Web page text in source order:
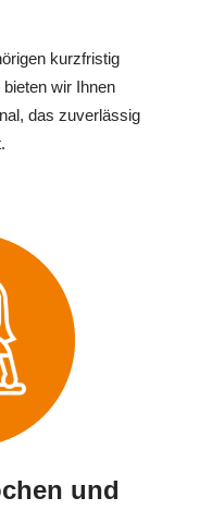
kurzfristig
wir Ihnen
das zuverlässig
und